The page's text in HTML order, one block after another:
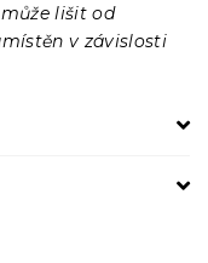
lišit od
v závislosti